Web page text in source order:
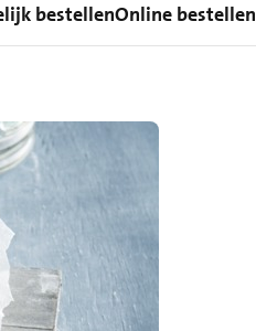
bestellenOnline bestellen